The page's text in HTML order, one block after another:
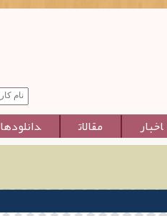
اخبار مقالات دانلودها